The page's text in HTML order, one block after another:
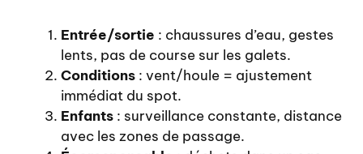
Entrée/sortie : chaussures d’eau, gestes
lents, pas de course sur les galets.
Conditions : vent/houle = ajustement
immédiat du spot.
Enfants : surveillance constante, distance
avec les zones de passage.